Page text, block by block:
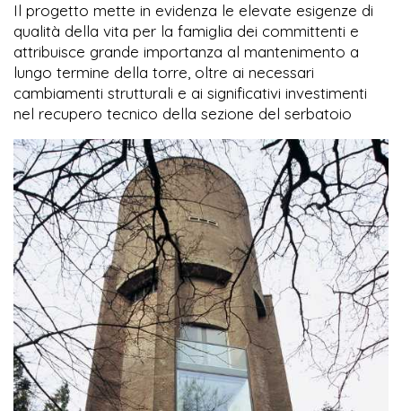
Il progetto mette in evidenza le elevate esigenze di
qualità della vita per la famiglia dei committenti e
attribuisce grande importanza al mantenimento a
lungo termine della torre, oltre ai necessari
cambiamenti strutturali e ai significativi investimenti
nel recupero tecnico della sezione del serbatoio